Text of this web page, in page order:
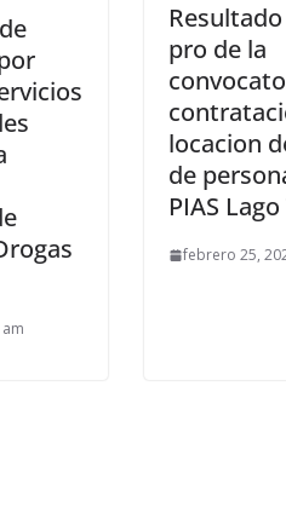
pro de la
locacion
de
PIAS
febrero 25,